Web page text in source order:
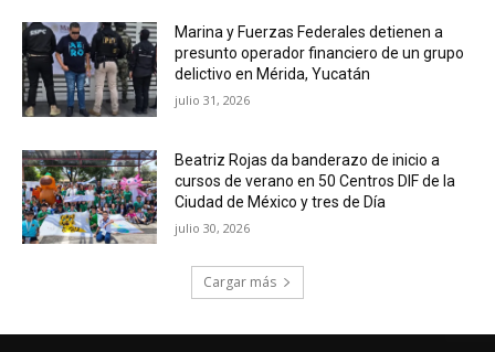
Marina y Fuerzas Federales detienen a
presunto operador financiero de un grupo
delictivo en Mérida, Yucatán
julio 31, 2026
Beatriz Rojas da banderazo de inicio a
cursos de verano en 50 Centros DIF de la
Ciudad de México y tres de Día
julio 30, 2026
Cargar más